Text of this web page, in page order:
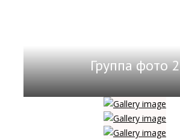
Группа фото 2